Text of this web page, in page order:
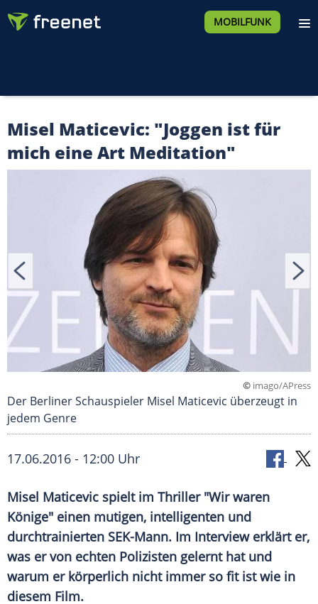
MOBILFUNK
Misel Maticevic: "Joggen ist für
mich eine Art Meditation"
© imago/APress
Der Berliner Schauspieler Misel Maticevic überzeugt in
jedem Genre
17.06.2016 - 12:00 Uhr
Misel Maticevic spielt im Thriller "Wir waren
Könige" einen mutigen, intelligenten und
durchtrainierten SEK-Mann. Im Interview erklärt er,
was er von echten Polizisten gelernt hat und
warum er körperlich nicht immer so fit ist wie in
diesem Film.